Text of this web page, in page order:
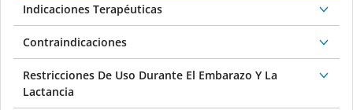
Indicaciones Terapéuticas
Contraindicaciones
Restricciones De Uso Durante El Embarazo Y La
Lactancia